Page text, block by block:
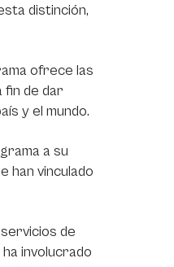
distinción,
ofrece las
fin de dar
y el mundo.
a su
han vinculado
de
involucrado